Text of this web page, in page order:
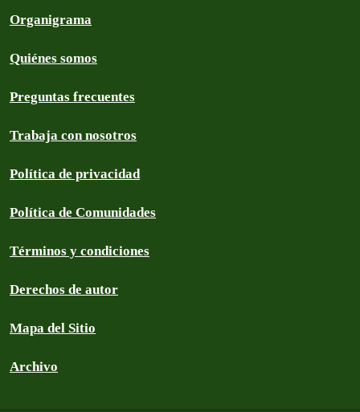
Organigrama
Quiénes somos
Preguntas frecuentes
Trabaja con nosotros
Política de privacidad
Política de Comunidades
Términos y condiciones
Derechos de autor
Mapa del Sitio
Archivo